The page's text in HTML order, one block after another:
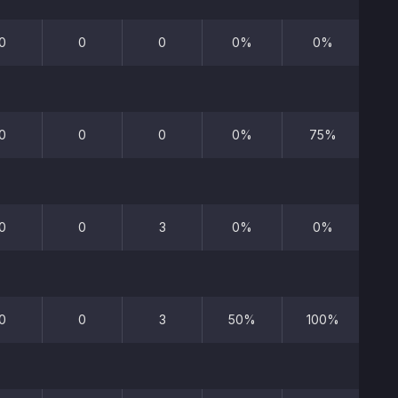
0 0 0% 0%
0 0 0% 75%
0 3 0% 0%
0 3 50% 100%